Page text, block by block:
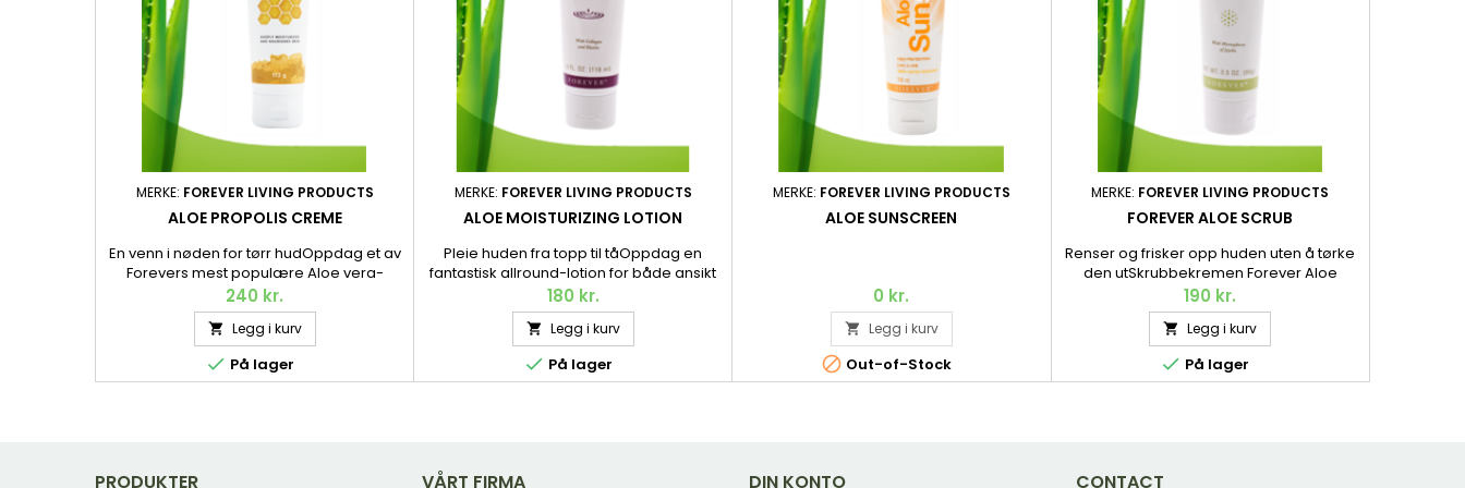
MERKE: FOREVER LIVING PRODUCTS
ALOE PROPOLIS CREME
En venn i nøden for tørr hudOppdag et av
Forevers mest populære Aloe vera-
hudpleieprodukter! Aloe Propolis Creme
er et mykgjørende og
fuktighetsbevarende vidundermiddel
med pleiende ingredienser som Aloe
vera, propolis og kamille. Den har en
240 kr.
 Legg i kurv
 På lager
MERKE: FOREVER LIVING PRODUCTS
ALOE MOISTURIZING LOTION
Pleie huden fra topp til tåOppdag en
fantastisk allround-lotion for både ansikt
og kropp med fuktbevarende, pleiende
og mykgjørende egenskaper – basert på
vår Aloe vera. 118 ml.
180 kr.
 Legg i kurv
 På lager
MERKE: FOREVER LIVING PRODUCTS
ALOE SUNSCREEN
0 kr.
 Legg i kurv
 Out-of-Stock
MERKE: FOREVER LIVING PRODUCTS
FOREVER ALOE SCRUB
Renser og frisker opp huden uten å tørke
den utSkrubbekremen Forever Aloe
Scrub™ gir effektiv eksfoliering av hele
kroppen – og er mild nok til daglig bruk.
Kan også brukes i ansiktet. Naturligvis
basert på vår egen Aloe vera. 99 g.
190 kr.
 Legg i kurv
 På lager
PRODUKTER VÅRT FIRMA DIN KONTO CONTACT